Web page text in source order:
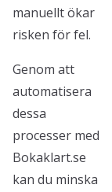
manuellt ökar
risken för fel.
Genom att
automatisera
dessa
processer med
Bokaklart.se
kan du minska